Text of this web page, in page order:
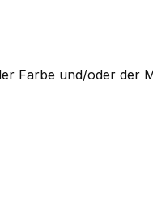
Farbe und/oder der